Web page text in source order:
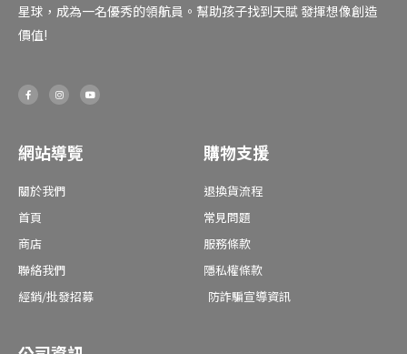
星球，成為一名優秀的領航員。幫助孩子找到天賦 發揮想像創造
價值!
F
a
c
k
-
I
n
s
a
m
Y
o
u
網站導覽
關於我們
首頁
商店
聯絡我們
經銷/批發招募
購物支援
退換貨流程
常見問題
服務條款
隱私權條款
防詐騙宣導資訊